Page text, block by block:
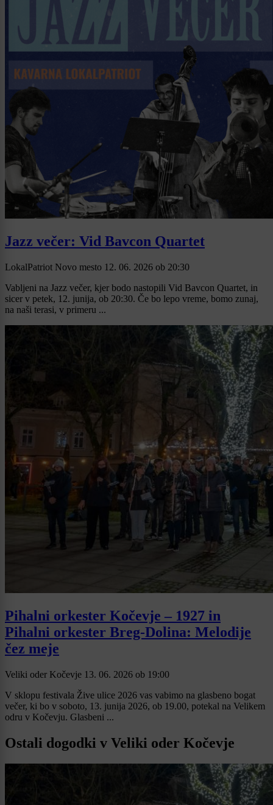
Jazz večer: Vid Bavcon Quartet
LokalPatriot Novo mesto 12. 06. 2026 ob 20:30
Vabljeni na Jazz večer, kjer bodo nastopili Vid Bavcon Quartet, in
sicer v petek, 12. junija, ob 20:30. Če bo lepo vreme, bomo zunaj,
na naši terasi, v primeru ...
Pihalni orkester Kočevje – 1927 in
Pihalni orkester Breg-Dolina: Melodije
čez meje
Veliki oder Kočevje 13. 06. 2026 ob 19:00
V sklopu festivala Žive ulice 2026 vas vabimo na glasbeno bogat
večer, ki bo v soboto, 13. junija 2026, ob 19.00, potekal na Velikem
odru v Kočevju. Glasbeni ...
Ostali dogodki v Veliki oder Kočevje